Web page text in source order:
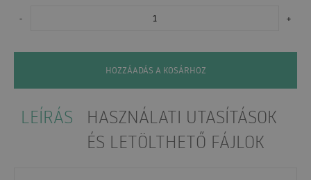
- +
HOZZÁADÁS A KOSÁRHOZ
LEÍRÁS
HASZNÁLATI UTASÍTÁSOK
ÉS LETÖLTHETŐ FÁJLOK